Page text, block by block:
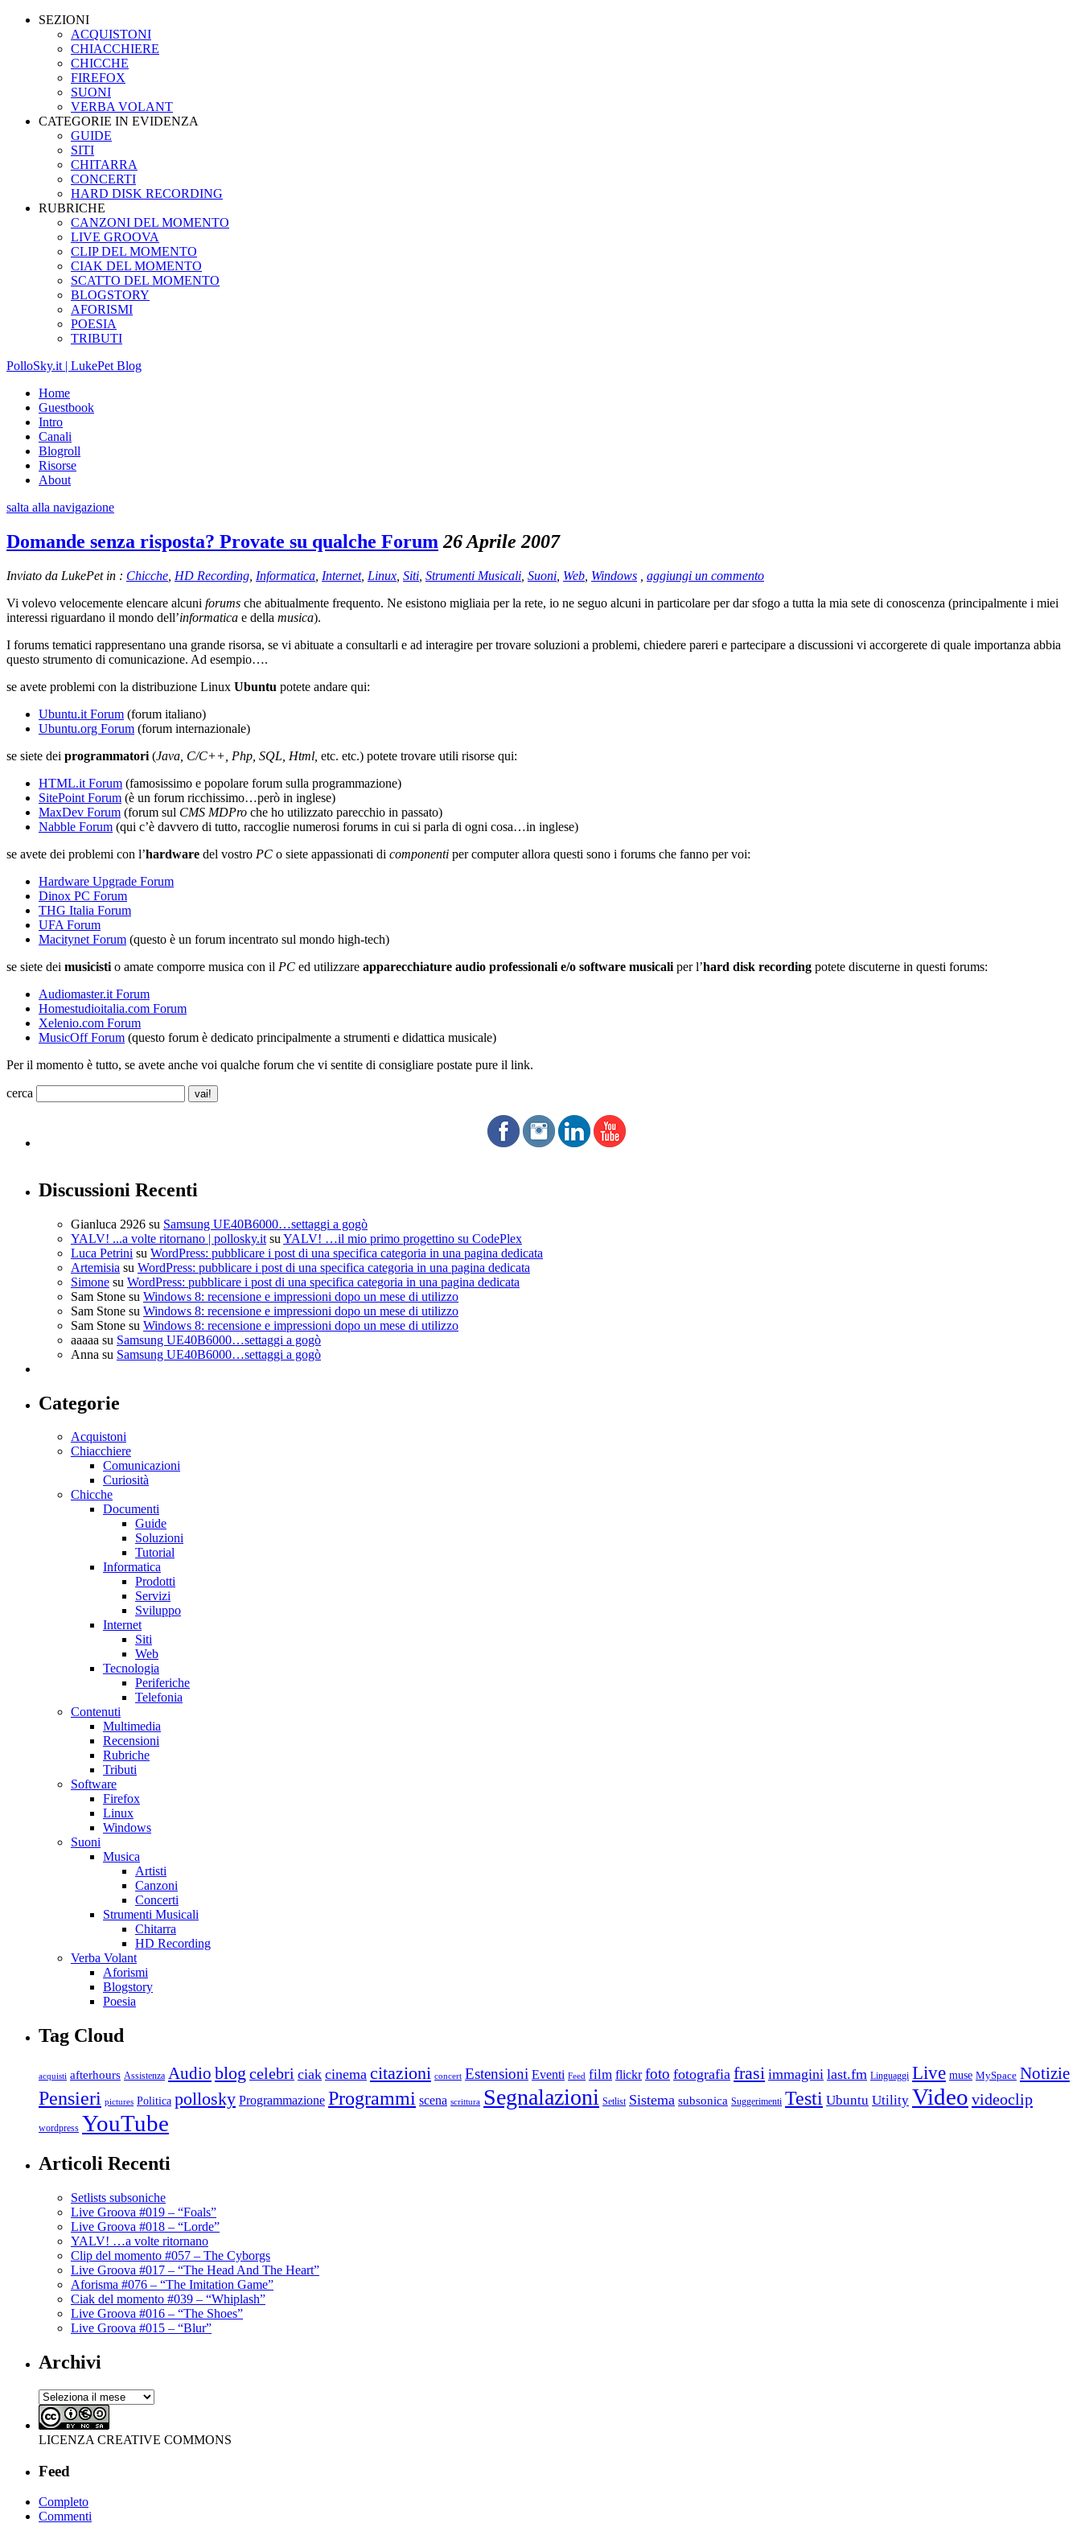
SEZIONI
ACQUISTONI
CHIACCHIERE
CHICCHE
FIREFOX
SUONI
VERBA VOLANT
CATEGORIE IN EVIDENZA
GUIDE
SITI
CHITARRA
CONCERTI
HARD DISK RECORDING
RUBRICHE
CANZONI DEL MOMENTO
LIVE GROOVA
CLIP DEL MOMENTO
CIAK DEL MOMENTO
SCATTO DEL MOMENTO
BLOGSTORY
AFORISMI
POESIA
TRIBUTI
PolloSky.it | LukePet Blog
Home
Guestbook
Intro
Canali
Blogroll
Risorse
About
salta alla navigazione
Domande senza risposta? Provate su qualche Forum 26 Aprile 2007
Inviato da LukePet in : Chicche HD Recording Informatica Internet, Linux Siti Strumenti Musicali Suoni Web Windows
aggiungi un commento
Vi volevo velocemente elencare alcuni forums che abitualmente frequento. Ne esistono migliaia per la rete, io ne seguo alcuni in particolare per dar sfogo a tutta la mia sete di conoscenza (principalmente i miei
interessi riguardano il mondo dell’informatica e della musica).
I forums tematici rappresentano una grande risorsa, se vi abituate a consultarli e ad interagire per trovare soluzioni a problemi, chiedere pareri e partecipare a discussioni vi accorgerete di quale importanza abbia
questo strumento di comunicazione. Ad esempio….
se avete problemi con la distribuzione Linux Ubuntu potete andare qui:
Ubuntu.it Forum (forum italiano)
Ubuntu.org Forum (forum internazionale)
se siete dei programmatori (Java, C/C++, Php, SQL, Html, etc. etc.) potete trovare utili risorse qui:
HTML.it Forum (famosissimo e popolare forum sulla programmazione)
SitePoint Forum (è un forum ricchissimo…però in inglese)
MaxDev Forum (forum sul CMS MDPro che ho utilizzato parecchio in passato)
Nabble Forum (qui c’è davvero di tutto, raccoglie numerosi forums in cui si parla di ogni cosa…in inglese)
se avete dei problemi con l’hardware del vostro PC o siete appassionati di componenti per computer allora questi sono i forums che fanno per voi:
Hardware Upgrade Forum
Dinox PC Forum
THG Italia Forum
UFA Forum
Macitynet Forum (questo è un forum incentrato sul mondo high-tech)
se siete dei musicisti o amate comporre musica con il PC ed utilizzare apparecchiature audio professionali e/o software musicali per l’hard disk recording potete discuterne in questi forums:
Audiomaster.it Forum
Homestudioitalia.com Forum
Xelenio.com Forum
MusicOff Forum (questo forum è dedicato principalmente a strumenti e didattica musicale)
Per il momento è tutto, se avete anche voi qualche forum che vi sentite di consigliare postate pure il link.
cerca
Discussioni Recenti
Gianluca 2926 su Samsung UE40B6000…settaggi a gogò
YALV! ...a volte ritornano | pollosky.it su YALV! …il mio primo progettino su CodePlex
Luca Petrini su WordPress: pubblicare i post di una specifica categoria in una pagina dedicata
Artemisia su WordPress: pubblicare i post di una specifica categoria in una pagina dedicata
Simone su WordPress: pubblicare i post di una specifica categoria in una pagina dedicata
Sam Stone su Windows 8: recensione e impressioni dopo un mese di utilizzo
Sam Stone su Windows 8: recensione e impressioni dopo un mese di utilizzo
Sam Stone su Windows 8: recensione e impressioni dopo un mese di utilizzo
aaaaa su Samsung UE40B6000…settaggi a gogò
Anna su Samsung UE40B6000…settaggi a gogò
Categorie
Acquistoni
Chiacchiere
Comunicazioni
Curiosità
Chicche
Documenti
Guide
Soluzioni
Tutorial
Informatica
Prodotti
Servizi
Sviluppo
Internet
Siti
Web
Tecnologia
Periferiche
Telefonia
Contenuti
Multimedia
Recensioni
Rubriche
Tributi
Software
Firefox
Linux
Windows
Suoni
Musica
Artisti
Canzoni
Concerti
Strumenti Musicali
Chitarra
HD Recording
Verba Volant
Aforismi
Blogstory
Poesia
Tag Cloud
acquisti afterhours Assistenza Audio blog celebri ciak cinema citazioni concert Estensioni Eventi Feed film flickr foto fotografia frasi immagini last.fm Linguaggi Live muse MySpace Notizie
Pensieri pictures Politica pollosky Programmazione Programmi scena scrittura Segnalazioni Setlist Sistema subsonica Suggerimenti Testi Ubuntu Utility Video videoclip
wordpress YouTube
Articoli Recenti
Setlists subsoniche
Live Groova #019 – “Foals”
Live Groova #018 – “Lorde”
YALV! …a volte ritornano
Clip del momento #057 – The Cyborgs
Live Groova #017 – “The Head And The Heart”
Aforisma #076 – “The Imitation Game”
Ciak del momento #039 – “Whiplash”
Live Groova #016 – “The Shoes”
Live Groova #015 – “Blur”
Archivi
Archivi
LICENZA CREATIVE COMMONS
Feed
Completo
Commenti